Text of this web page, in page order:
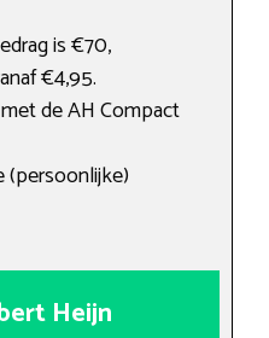
is €70,
€4,95.
de AH Compact
(persoonlijke)
Heijn